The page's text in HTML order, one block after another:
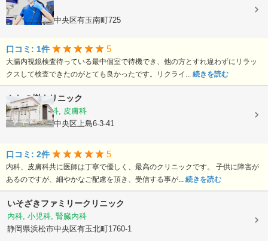
内視鏡内科
静岡県浜松市中央区有玉南町725
口コミ: 1件 5
大腸内視鏡検査待っている最中個室で待機でき、他の方とすれ違わずにリラッ
クスして検査できたのがとても良かったです。リクライ... 続きを読む
かしの樹クリニック
内科, 血液内科, 皮膚科
静岡県浜松市中央区上島6-3-41
口コミ: 2件 5
内科、皮膚科共に医師は丁寧で優しく、最高のクリニックです。 子供に障害が
あるのですが、細やかなご配慮を頂き、受信する事が... 続きを読む
いそざきファミリークリニック
内科, 小児科, 腎臓内科
静岡県浜松市中央区有玉北町1760-1